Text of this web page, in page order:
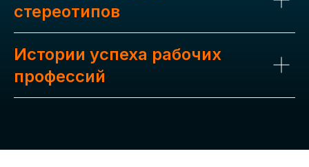
стереотипов
Истории успеха рабочих
профессий